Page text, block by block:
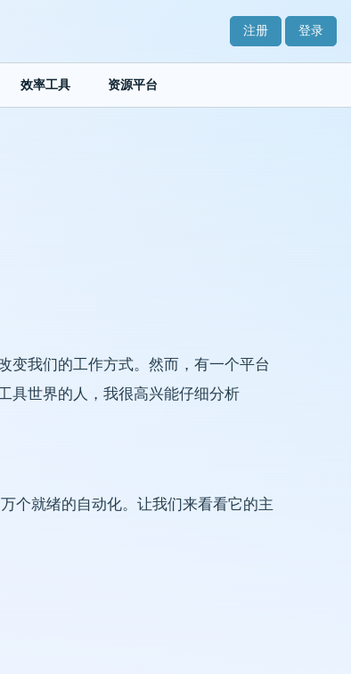
注册 登录
效率工具 资源平台
变我们的工作方式。然而，有一个平台
具世界的人，我很高兴能仔细分析
个就绪的自动化。让我们来看看它的主